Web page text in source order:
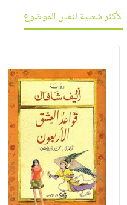
الأكثر شعبية لنفس الموضوع